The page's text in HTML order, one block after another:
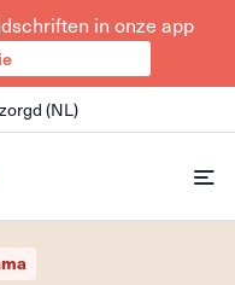
in onze app
(NL)